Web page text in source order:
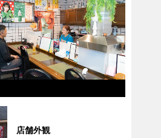
店舗外観